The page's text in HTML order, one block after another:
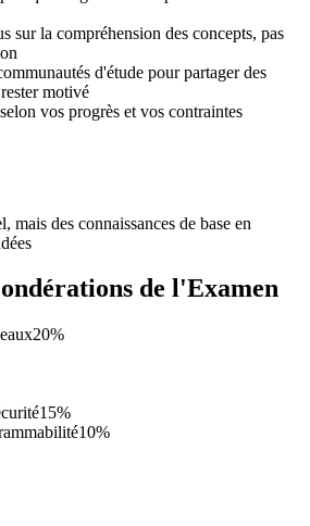
sur la compréhension des concepts, pas
d'étude pour partager des
motivé
vos progrès et vos contraintes
des connaissances de base en
de l'Examen
20%
15%
10%